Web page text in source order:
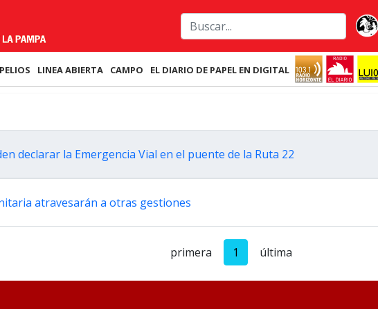
LINEA ABIERTA CAMPO EL DIARIO DE PAPEL EN DIGITAL
declarar la Emergencia Vial en el puente de la Ruta 22
atravesarán a otras gestiones
primera 1 última